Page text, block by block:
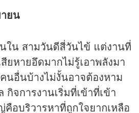
ยน
ใน สามวันดีสี่วันไข้ แต่งานที่
หายอึดมากไม่รู้เอาพลังมา
นอื่นบ้างไม่งั้นอาจต้องหาม
จการงานเริ่มที่เข้าที่เข้า
อบริวารหาที่ถูกใจยากเหลือ